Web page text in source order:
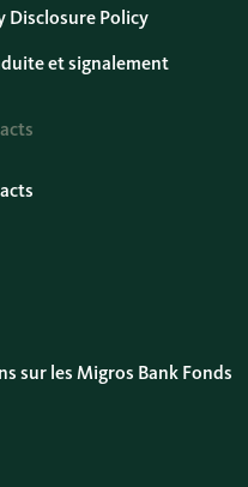
Disclosure Policy
et signalement
sur les Migros Bank Fonds